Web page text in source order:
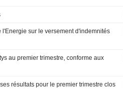
sur le versement d'indemnités
au premier trimestre, conforme aux
résultats pour le premier trimestre clos